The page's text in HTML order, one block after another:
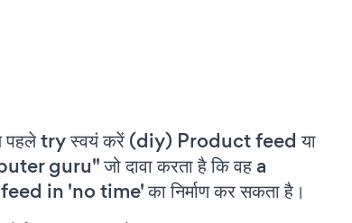
पहले try स्वयं करें (diy) Product feed या
guru" जो दावा करता है कि वह a
in 'no time' का निर्माण कर सकता है।